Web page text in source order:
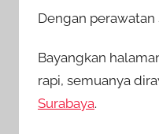
Dengan
Bayangkan
rapi, semuanya
Surabaya.